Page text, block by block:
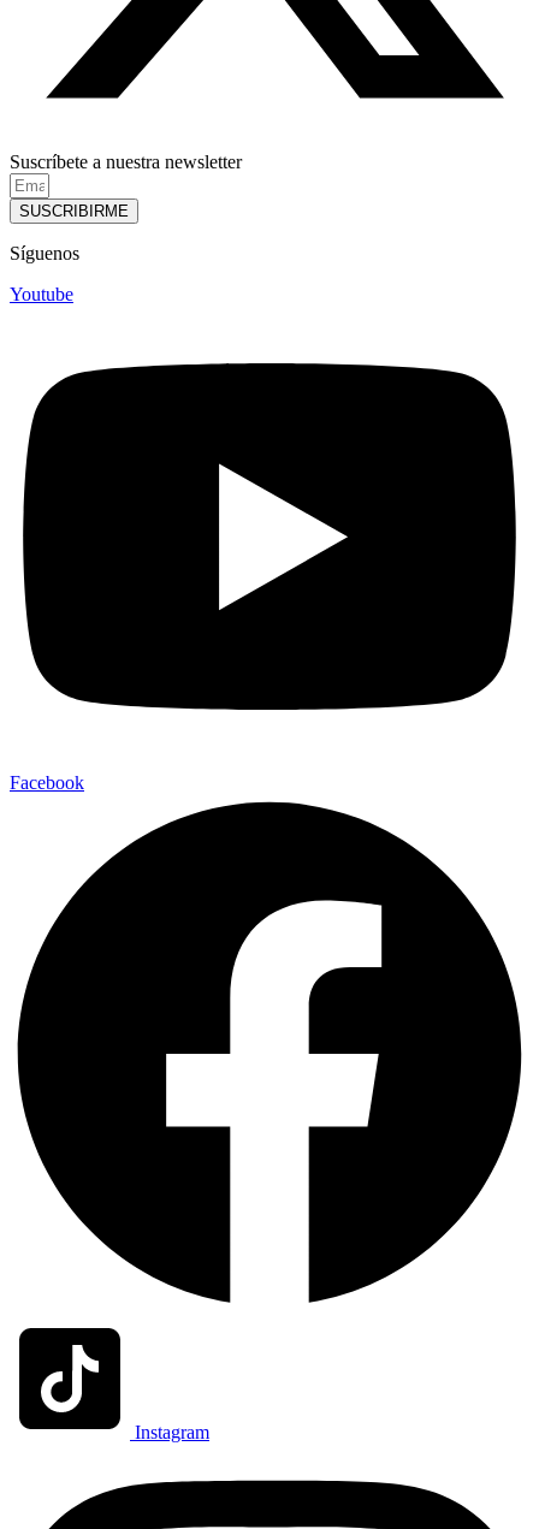
Suscríbete a nuestra newsletter
SUSCRIBIRME
Síguenos
Youtube
Facebook
Instagram